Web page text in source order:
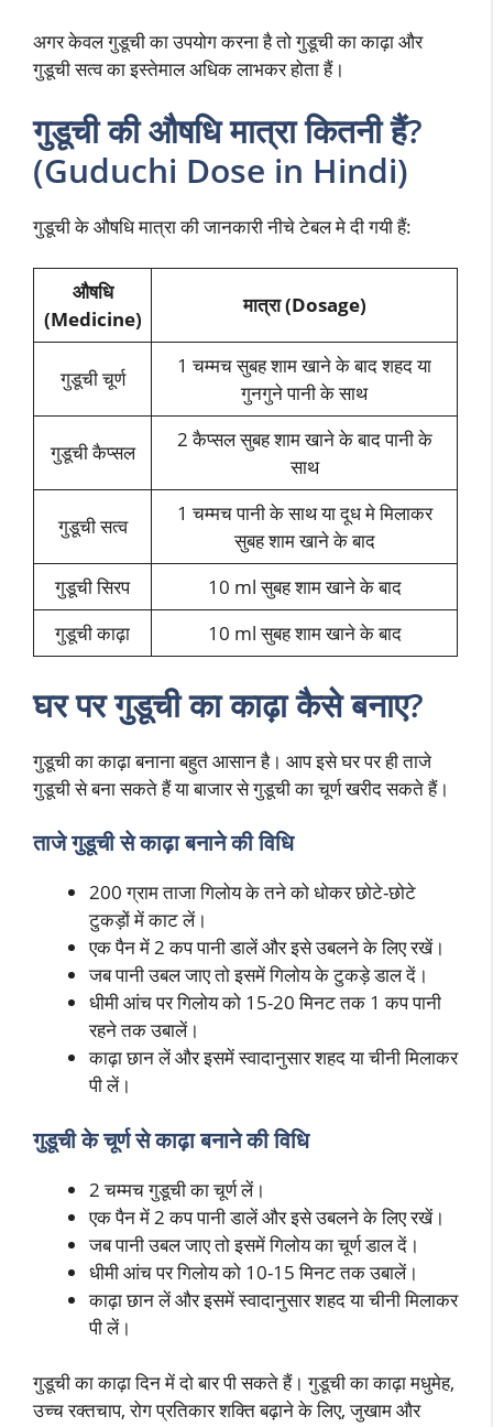
अगर केवल गुडूची का उपयोग करना है तो गुडूची का काढ़ा और
गुडूची सत्व का इस्तेमाल अधिक लाभकर होता हैं।
गुडूची की औषधि मात्रा कितनी हैं?
(Guduchi Dose in Hindi)
गुडूची के औषधि मात्रा की जानकारी नीचे टेबल मे दी गयी हैं:
औषधि
(Medicine)
मात्रा (Dosage)
गुडूची चूर्ण
1 चम्मच सुबह शाम खाने के बाद शहद या
गुनगुने पानी के साथ
गुडूची कैप्सल
2 कैप्सल सुबह शाम खाने के बाद पानी के
साथ
गुडूची सत्व
1 चम्मच पानी के साथ या दूध मे मिलाकर
सुबह शाम खाने के बाद
गुडूची सिरप
10 ml सुबह शाम खाने के बाद
गुडूची काढ़ा
10 ml सुबह शाम खाने के बाद
घर पर गुडूची का काढ़ा कैसे बनाए?
गुडूची का काढ़ा बनाना बहुत आसान है। आप इसे घर पर ही ताजे
गुडूची से बना सकते हैं या बाजार से गुडूची का चूर्ण खरीद सकते हैं।
ताजे गुडूची से काढ़ा बनाने की विधि
200 ग्राम ताजा गिलोय के तने को धोकर छोटे-छोटे
टुकड़ों में काट लें।
एक पैन में 2 कप पानी डालें और इसे उबलने के लिए रखें।
जब पानी उबल जाए तो इसमें गिलोय के टुकड़े डाल दें।
धीमी आंच पर गिलोय को 15-20 मिनट तक 1 कप पानी
रहने तक उबालें।
काढ़ा छान लें और इसमें स्वादानुसार शहद या चीनी मिलाकर
पी लें।
गुडूची के चूर्ण से काढ़ा बनानेकी विधि
2 चम्मच गुडूची का चूर्ण लें।
एक पैन में 2 कप पानी डालें और इसे उबलने के लिए रखें।
जब पानी उबल जाए तो इसमें गिलोय का चूर्ण डाल दें।
धीमी आंच पर गिलोय को 10-15 मिनट तक उबालें।
काढ़ा छान लें और इसमें स्वादानुसार शहद या चीनी मिलाकर
पी लें।
गुडूची का काढ़ा दिन में दो बार पी सकते हैं। गुडूची का काढ़ा मधुमेह,
उच्च रक्तचाप, रोग प्रतिकार शक्ति बढ़ाने के लिए, जुखाम और